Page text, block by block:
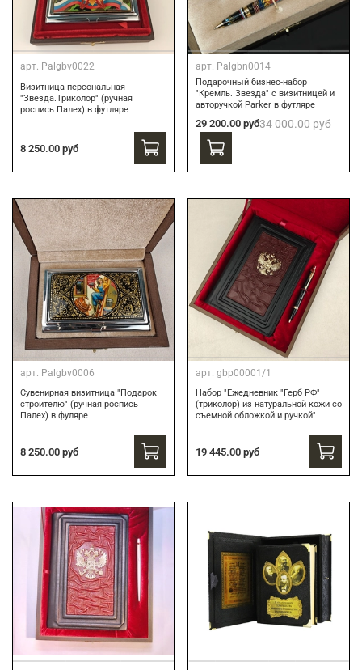
арт. Palgbv0022
Визитница персональная
"Звезда.Триколор" (ручная
роспись Палех) в футляре
8 250.00 руб
арт. Palgbn0014
Подарочный бизнес-набор
"Кремль. Звезда" с визитницей и
авторучкой Parker в футляре
29 200.00 руб34 000.00 руб
арт. Palgbv0006
Сувенирная визитница "Подарок
строителю" (ручная роспись
Палех) в фуляре
8 250.00 руб
арт. gbp00001/1
Набор "Ежедневник "Герб РФ"
(триколор) из натуральной кожи со
съемной обложкой и ручкой"
19 445.00 руб